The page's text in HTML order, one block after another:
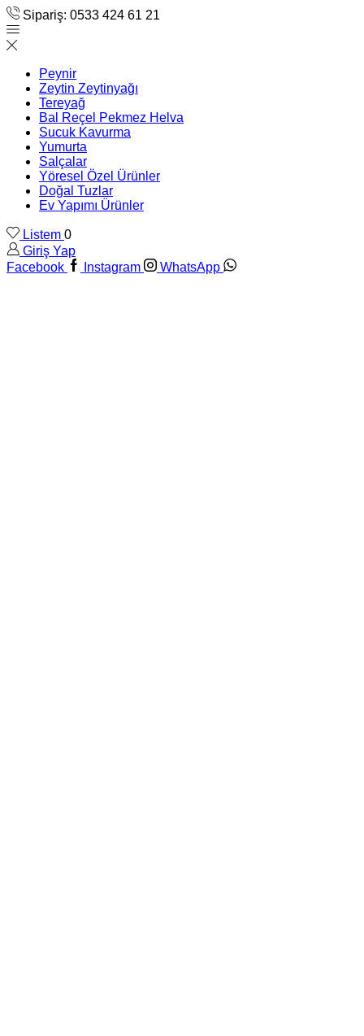
Sipariş: 0533 424 61 21
Peynir
Zeytin Zeytinyağı
Tereyağ
Bal Reçel Pekmez Helva
Sucuk Kavurma
Yumurta
Salçalar
Yöresel Özel Ürünler
Doğal Tuzlar
Ev Yapımı Ürünler
Listem 0
Giriş Yap
Facebook
Instagram WhatsApp